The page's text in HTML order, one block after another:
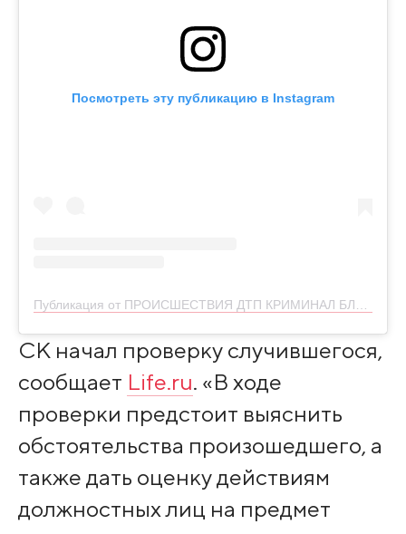
Посмотреть эту публикацию в Instagram
СК начал проверку случившегося,
сообщает Life.ru. «В ходе
проверки предстоит выяснить
обстоятельства произошедшего, а
также дать оценку действиям
должностных лиц на предмет